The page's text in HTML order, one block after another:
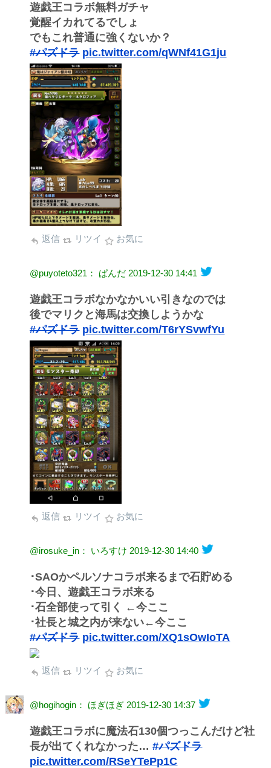
遊戯王コラボ無料ガチャ
覚醒イカれてるでしょ
でもこれ普通に強くないか？
#パズドラ pic.twitter.com/qWNf41G1ju
返信 リツイ お気に
@puyoteto321： ぱんだ 2019-12-30 14:41
遊戯王コラボなかなかいい引きなのでは
後でマリクと海馬は交換しようかな
#パズドラ pic.twitter.com/T6rYSvwfYu
返信 リツイ お気に
@irosuke_in： いろすけ 2019-12-30 14:40
･SAOかペルソナコラボ来るまで石貯める
･今日、遊戯王コラボ来る
･石全部使って引く ←今ここ
･社長と城之内が来ない←今ここ
#パズドラ pic.twitter.com/XQ1sOwIoTA
返信 リツイ お気に
@hogihogin： ほぎほぎ 2019-12-30 14:37
遊戯王コラボに魔法石130個つっこんだけど社
長が出てくれなかった…#パズドラ
pic.twitter.com/RSeYTePp1C